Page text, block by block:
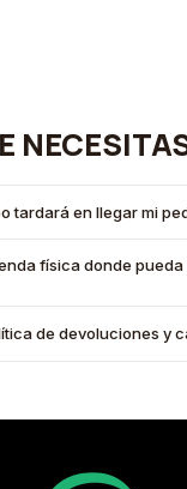
tardará en llegar mi
física donde pueda
de devoluciones y